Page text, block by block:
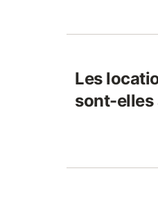
Les
sont-elles